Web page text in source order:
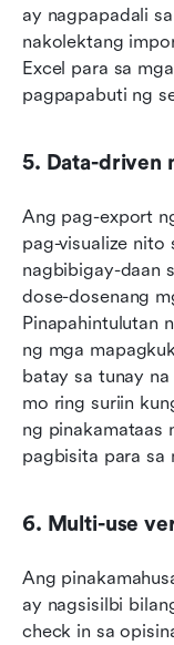
ay nagpapadali
nakolektang
Excel para sa
pagpapabuti ng
5. Data-driven
Ang pag-export
pag-visualize nito
nagbibigay-daan
dose-dosenang
Pinapahintulutan
ng mga
batay sa tunay
mo ring suriin
ng pinakamataas
pagbisita para sa
6. Multi-use
Ang
ay nagsisilbi
check in sa